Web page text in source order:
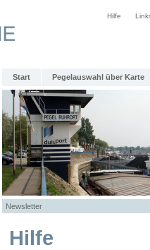
Hilfe
Start Pegelauswahl über Karte
Newsletter
Hilfe